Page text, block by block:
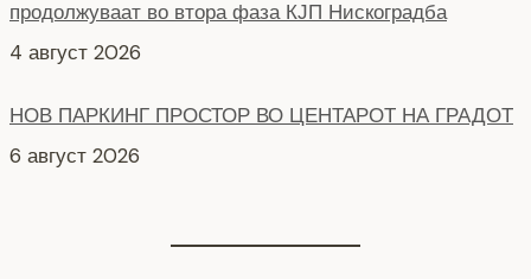
НОВ ПАРКИНГ ПРОСТОР ВО ЦЕНТАРОТ НА ГРАДОТ
6 август 2026
СЕ АСФАЛТИРА УЛИЦАТА „КОЗАРА“
6 август 2026